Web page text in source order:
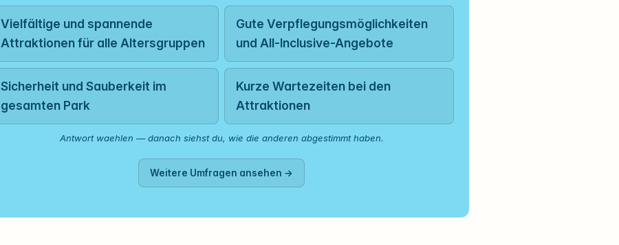
Vielfältige und spannende
Attraktionen für alle Altersgruppen
Gute Verpflegungsmöglichkeiten
und All-Inclusive-Angebote
Sicherheit und Sauberkeit im
gesamten Park
Kurze Wartezeiten bei den
Attraktionen
Antwort waehlen — danach siehst du, wie die anderen abgestimmt haben.
Weitere Umfragen ansehen →